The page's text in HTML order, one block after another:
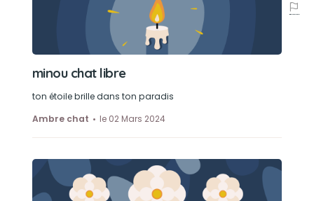
minou chat libre
ton étoile brille dans ton paradis
Ambre chat
le 02 Mars 2024